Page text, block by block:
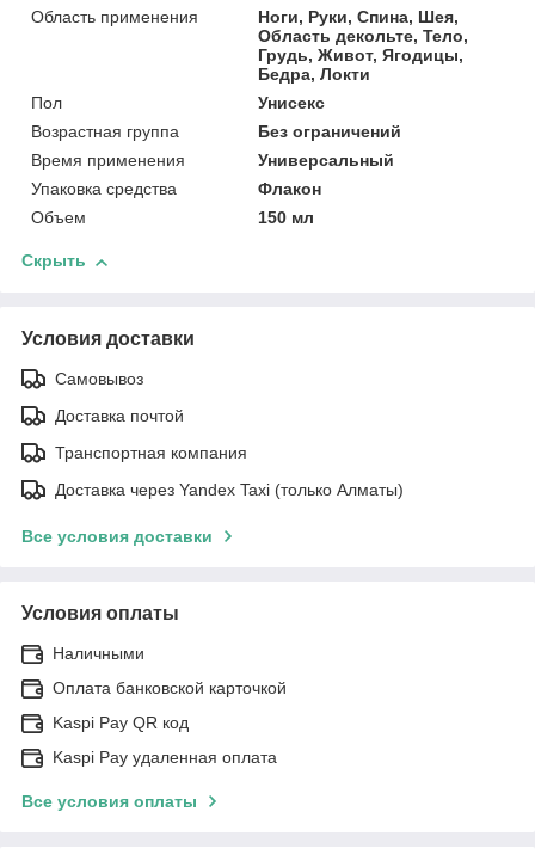
Область применения
Ноги, Руки, Спина, Шея,
Область декольте, Тело,
Грудь, Живот, Ягодицы,
Бедра, Локти
Пол
Унисекс
Возрастная группа
Без ограничений
Время применения
Универсальный
Упаковка средства
Флакон
Объем
150 мл
Скрыть
Условия доставки
Самовывоз
Доставка почтой
Транспортная компания
Доставка через Yandex Taxi (только Алматы)
Все условия доставки
Условия оплаты
Наличными
Оплата банковской карточкой
Kaspi Pay QR код
Kaspi Pay удаленная оплата
Все условия оплаты